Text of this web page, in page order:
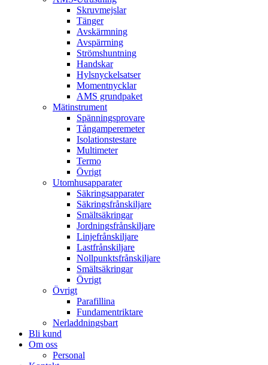
Skruvmejslar
Tänger
Avskärmning
Avspärrning
Strömshuntning
Handskar
Hylsnyckelsatser
Momentnycklar
AMS grundpaket
Mätinstrument
Spänningsprovare
Tångamperemeter
Isolationstestare
Multimeter
Termo
Övrigt
Utomhusapparater
Säkringsapparater
Säkringsfrånskiljare
Smältsäkringar
Jordningsfrånskiljare
Linjefrånskiljare
Lastfrånskiljare
Nollpunktsfrånskiljare
Smältsäkringar
Övrigt
Övrigt
Parafillina
Fundamentriktare
Nerladdningsbart
Bli kund
Om oss
Personal